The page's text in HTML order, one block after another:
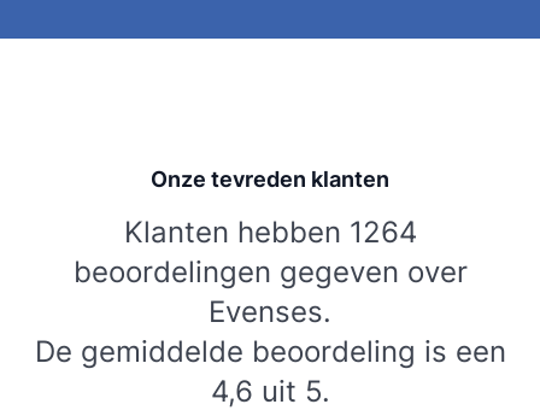
Onze tevreden klanten
Klanten hebben 1264
beoordelingen gegeven over
Evenses.
De gemiddelde beoordeling is een
4,6 uit 5.